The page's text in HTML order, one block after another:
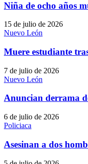
Niña de ocho años
15 de julio de 2026
Nuevo León
Muere estudiante
7 de julio de 2026
Nuevo León
Anuncian derrama
6 de julio de 2026
Policiaca
Asesinan a dos